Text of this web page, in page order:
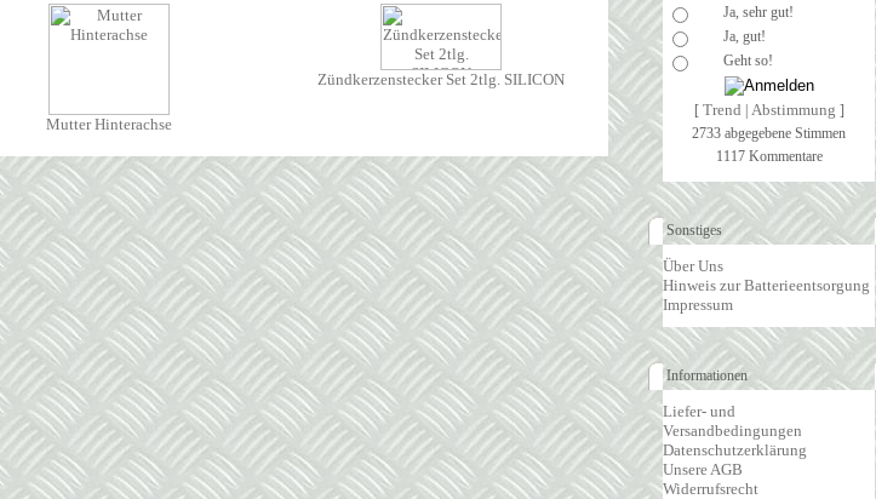
Mutter Hinterachse
Zündkerzenstecker Set 2tlg. SILICON
Ja, sehr gut!
Ja, gut!
Geht so!
[ Trend Abstimmung ]
2733 abgegebene Stimmen
1117 Kommentare
Sonstiges
Über Uns
Hinweis zur Batterieentsorgung
Impressum
Informationen
Liefer- und
Versandbedingungen
Datenschutzerklärung
Unsere AGB
Widerrufsrecht